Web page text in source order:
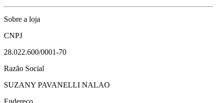
Sobre a loja
CNPJ
28.022.600/0001-70
Razão Social
SUZANY PAVANELLI NALAO
Endereço